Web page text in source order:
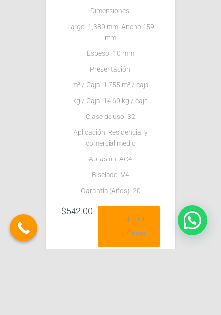
Dimensiones:
Largo: 1,380 mm Ancho:159
mm
Espesor:10 mm
Presentación:
m² / Caja: 1.755 m² / caja
kg / Caja: 14.60 kg / caja
Clase de uso: 32
Aplicación: Residencial y
comercial medio
Abrasión: AC4
Biselado: V4
Garantía (Años): 20
$542.00
SELECT
OPTIONS